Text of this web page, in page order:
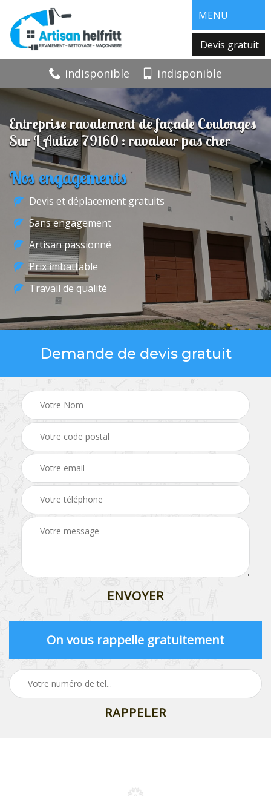
MENU
Devis gratuit
indisponible indisponible
Entreprise ravalement de façade Coulonges
Sur L Autize 79160 : ravaleur pas cher
Nos engagements
Devis et déplacement gratuits
Sans engagement
Artisan passionné
Prix imbattable
Travail de qualité
Demande de devis gratuit
On vous rappelle gratuitement